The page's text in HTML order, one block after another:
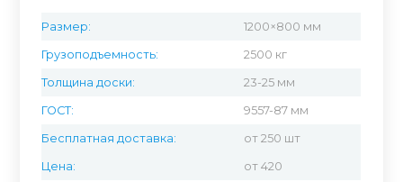
Размер: 1200×800 мм
Грузоподъемность: 2500 кг
Толщина доски: 23-25 мм
ГОСТ: 9557-87 мм
Бесплатная доставка: от 250 шт
Цена: от 420